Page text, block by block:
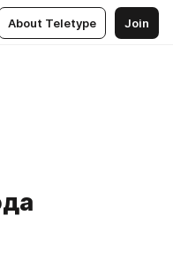
About Teletype Join